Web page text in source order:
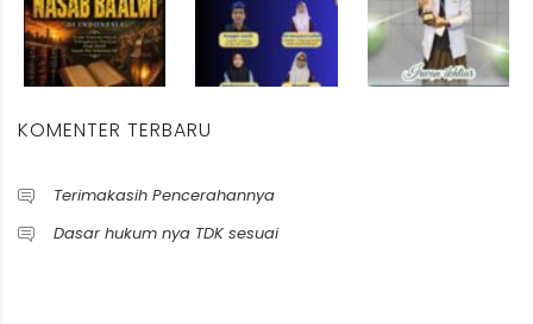
KOMENTER TERBARU
Terimakasih Pencerahannya
Dasar hukum nya TDK sesuai